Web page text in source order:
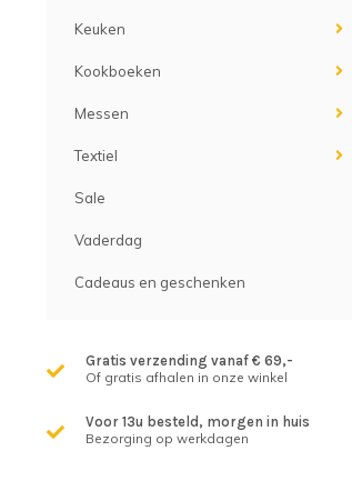
Keuken
Kookboeken
Messen
Textiel
Sale
Vaderdag
Cadeaus en geschenken
Gratis verzending vanaf € 69,-
Of gratis afhalen in onze winkel
Voor 13u besteld, morgen in huis
Bezorging op werkdagen